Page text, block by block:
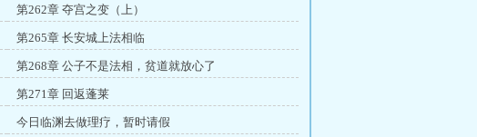
第262章 夺宫之变（上）
第265章 长安城上法相临
第268章 公子不是法相，贫道就放心了
第271章 回返蓬莱
今日临渊去做理疗，暂时请假